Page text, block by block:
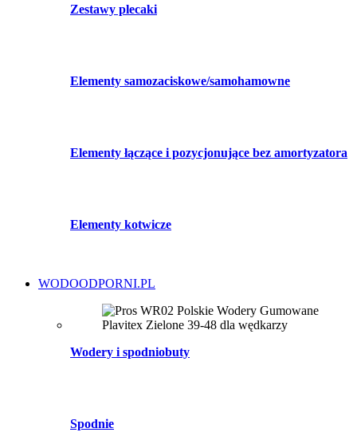
Zestawy plecaki
Elementy samozaciskowe/samohamowne
Elementy łączące i pozycjonujące bez amortyzatora
Elementy kotwicze
WODOODPORNI.PL
Wodery i spodniobuty
Spodnie